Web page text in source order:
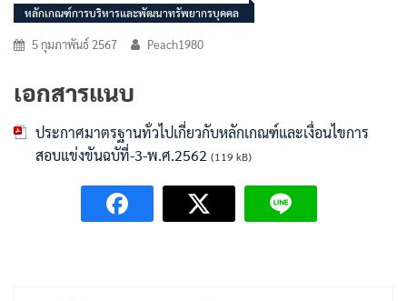
หลักเกณฑ์การบริหารและพัฒนาทรัพยากรบุคคล
5 กุมภาพันธ์ 2567 Peach1980
เอกสารแนบ
ประกาศมาตรฐานทั่วไปเกี่ยวกับหลักเกณฑ์และเงื่อนไขการ
สอบแข่งขันฉบัที่-3-พ.ศ.2562 (119 kB)